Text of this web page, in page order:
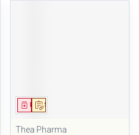
Sur prescription
Médicament
Thea Pharma